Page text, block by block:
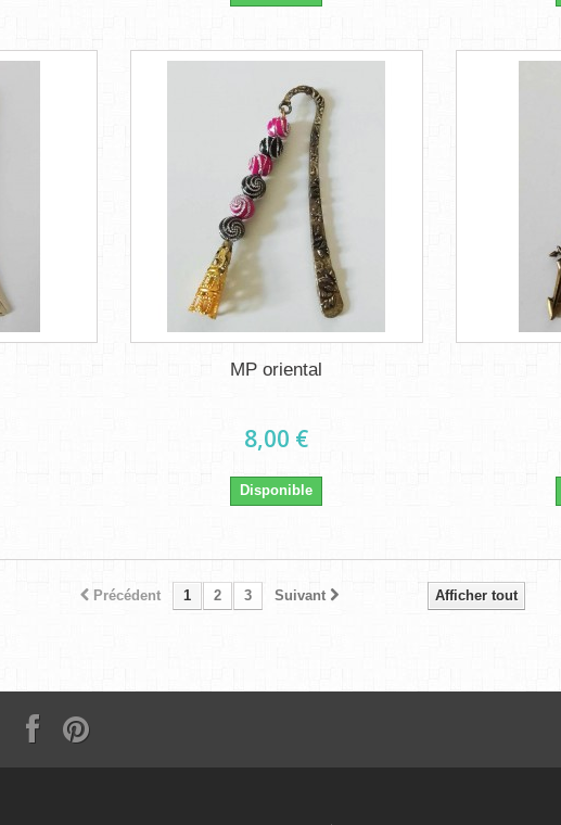
MP oriental
8,00 €
Disponible
Afficher tout
Précédent 1 2 3 Suivant